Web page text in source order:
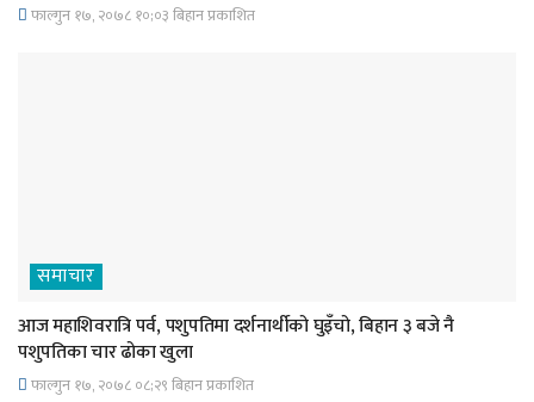
फाल्गुन १७, २०७८ १०;०३ बिहान प्रकाशित
समाचार
आज महाशिवरात्रि पर्व, पशुपतिमा दर्शनार्थीको घुइँचो, बिहान ३ बजे नै
पशुपतिका चार ढोका खुला
फाल्गुन १७, २०७८ ०८;२९ बिहान प्रकाशित